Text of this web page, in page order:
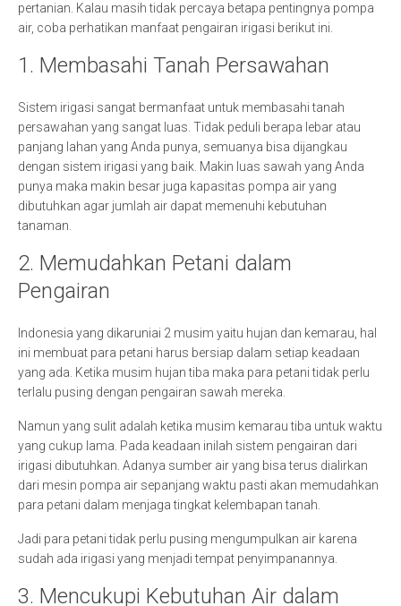
pertanian. Kalau masih tidak percaya betapa pentingnya pompa
air, coba perhatikan manfaat pengairan irigasi berikut ini.
1. Membasahi Tanah Persawahan
Sistem irigasi sangat bermanfaat untuk membasahi tanah
persawahan yang sangat luas. Tidak peduli berapa lebar atau
panjang lahan yang Anda punya, semuanya bisa dijangkau
dengan sistem irigasi yang baik. Makin luas sawah yang Anda
punya maka makin besar juga kapasitas pompa air yang
dibutuhkan agar jumlah air dapat memenuhi kebutuhan
tanaman.
2. Memudahkan Petani dalam
Pengairan
Indonesia yang dikaruniai 2 musim yaitu hujan dan kemarau, hal
ini membuat para petani harus bersiap dalam setiap keadaan
yang ada. Ketika musim hujan tiba maka para petani tidak perlu
terlalu pusing dengan pengairan sawah mereka.
Namun yang sulit adalah ketika musim kemarau tiba untuk waktu
yang cukup lama. Pada keadaan inilah sistem pengairan dari
irigasi dibutuhkan. Adanya sumber air yang bisa terus dialirkan
dari mesin pompa air sepanjang waktu pasti akan memudahkan
para petani dalam menjaga tingkat kelembapan tanah.
Jadi para petani tidak perlu pusing mengumpulkan air karena
sudah ada irigasi yang menjadi tempat penyimpanannya.
3. Mencukupi Kebutuhan Air dalam